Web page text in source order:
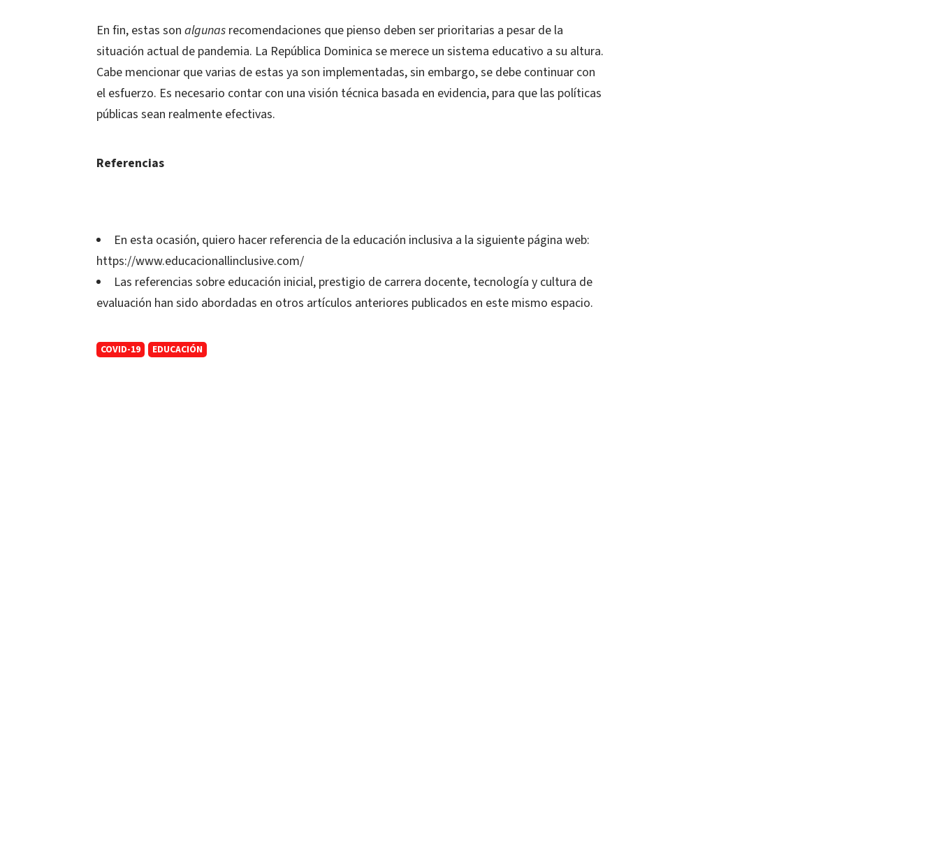
En fin, estas son algunas recomendaciones que pienso deben ser prioritarias a pesar de la
situación actual de pandemia. La República Dominica se merece un sistema educativo a su altura.
Cabe mencionar que varias de estas ya son implementadas, sin embargo, se debe continuar con
el esfuerzo. Es necesario contar con una visión técnica basada en evidencia, para que las políticas
públicas sean realmente efectivas.
Referencias
En esta ocasión, quiero hacer referencia de la educación inclusiva a la siguiente página web:
https://www.educacionallinclusive.com/
Las referencias sobre educación inicial, prestigio de carrera docente, tecnología y cultura de
evaluación han sido abordadas en otros artículos anteriores publicados en este mismo espacio.
COVID-19 EDUCACIÓN